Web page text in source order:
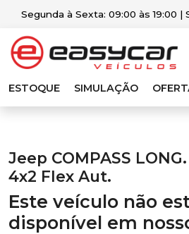
Segunda à Sexta: 09:00 às 19:00 |
ESTOQUE SIMULAÇÃO
Jeep COMPASS
4x2 Flex Aut.
Este veículo não
disponível em